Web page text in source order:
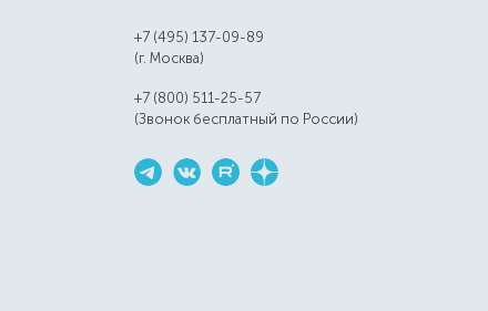
+7 (495) 137-09-89
(г. Москва)
+7 (800) 511-25-57
(Звонок бесплатный по России)